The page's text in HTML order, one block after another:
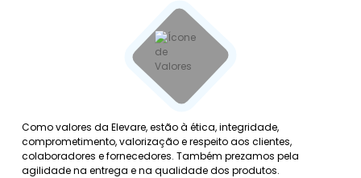
VALORES
Como valores da Elevare, estão à ética, integridade,
comprometimento, valorização e respeito aos clientes,
colaboradores e fornecedores. Também prezamos pela
agilidade na entrega e na qualidade dos produtos.